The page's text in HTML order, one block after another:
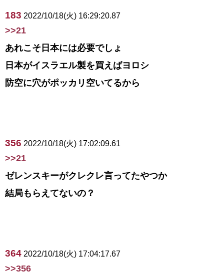
183 2022/10/18(火) 16:29:20.87
>>21
あれこそ日本には必要でしょ
日本がイスラエル製を買えばヨロシ
防空に穴がポッカリ空いてるから
356 2022/10/18(火) 17:02:09.61
>>21
ゼレンスキーがクレクレ言ってたやつか
結局もらえてないの？
364 2022/10/18(火) 17:04:17.67
>>356